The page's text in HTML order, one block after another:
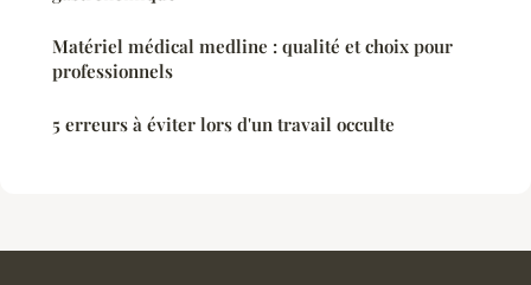
Matériel médical medline : qualité et choix pour
professionnels
5 erreurs à éviter lors d'un travail occulte